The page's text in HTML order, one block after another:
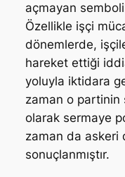
açmayan
Özellikle işçi
dönemlerde,
hareket ettiği
yoluyla iktidara
zaman o partinin
olarak sermaye
zaman da askeri
sonuçlanmıştır.